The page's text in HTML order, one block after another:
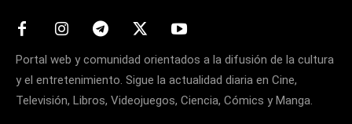
Portal web y comunidad orientados a la difusión de la cultura
y el entretenimiento. Sigue la actualidad diaria en Cine,
Televisión, Libros, Videojuegos, Ciencia, Cómics y Manga.